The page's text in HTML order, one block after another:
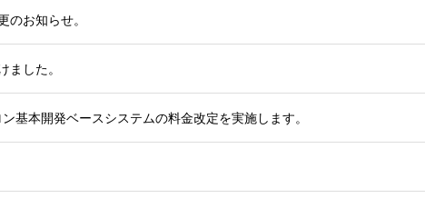
のお知らせ。
ました。
基本開発ベースシステムの料金改定を実施します。